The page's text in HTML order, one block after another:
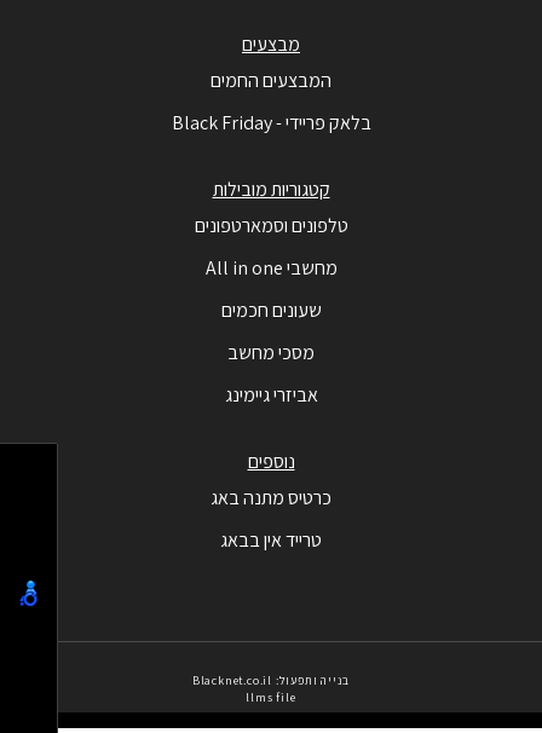
מבצעים
המבצעים החמים
בלאק פריידי - Black Friday
קטגוריות מובילות
טלפונים וסמארטפונים
מחשבי All in one
שעונים חכמים
מסכי מחשב
אביזרי גיימינג
נוספים
כרטיס מתנה באג
טרייד אין בבאג
בנייה ותפעול: Blacknet.co.il
llms file